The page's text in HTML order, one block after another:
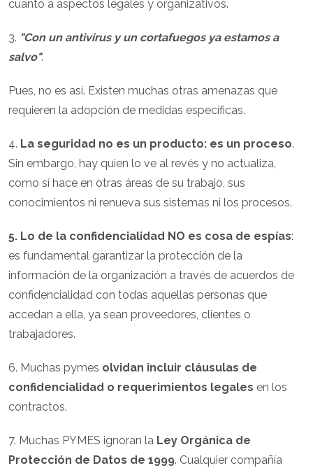
cuanto a aspectos legales y organizativos.
3. "Con un antivirus y un cortafuegos ya estamos a
salvo".
Pues, no es así. Existen muchas otras amenazas que
requieren la adopción de medidas específicas.
4. La seguridad no es un producto: es un proceso.
Sin embargo, hay quien lo ve al revés y no actualiza,
como sí hace en otras áreas de su trabajo, sus
conocimientos ni renueva sus sistemas ni los procesos.
5. Lo de la confidencialidad NO es cosa de espías:
es fundamental garantizar la protección de la
información de la organización a través de acuerdos de
confidencialidad con todas aquellas personas que
accedan a ella, ya sean proveedores, clientes o
trabajadores.
6. Muchas pymes olvidan incluir cláusulas de
confidencialidad o requerimientos legales en los
contractos.
7. Muchas PYMES ignoran la Ley Orgánica de
Protección de Datos de 1999. Cualquier compañía